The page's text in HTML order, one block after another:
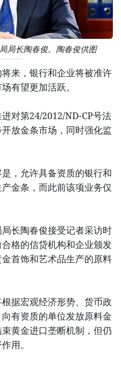
局长陶春俊。陶春俊供图
来，银行和企业将被准许
有望更加活跃。
对第24/2012/ND-CP号法
放金条市场，同时强化监
，允许具备资质的银行和
金条，而此前该项业务仅
长陶春俊接受记者采访时
格的信贷机构和企业颁发
首饰和艺术品生产的原料
据宏观经济形势、货币政
有资质的单位发放原料金
黄金进口垄断机制，但仍
用。